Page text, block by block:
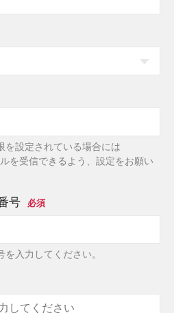
を設定されている場合には
を受信できるよう、設定をお願い
号
入力してください。